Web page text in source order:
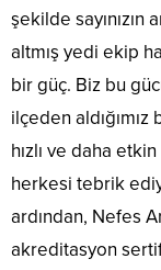
şekilde sayınızın
altmış yedi ekip
bir güç. Biz bu
ilçeden
hızlı ve daha
herkesi tebrik
ardından, Nefes
akreditasyon